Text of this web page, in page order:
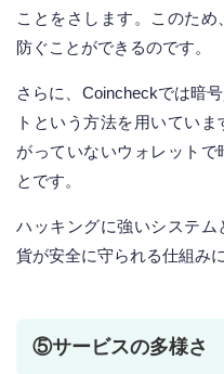
ことをさします。このた
防ぐことができるのです。
さらに、Coincheckでは暗
トという方法を用いてい
がっていないウォレットで
とです。
ハッキングに強いシステム
貨が安全に守られる仕組み
⑤サービスの多様さ